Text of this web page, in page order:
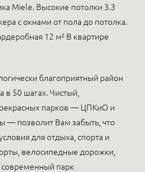
Miele. Высокие потолки 3.3
с окнами от пола до потолка.
12 м² В квартире
благоприятный район
в 50 шагах. Чистый,
парков — ЦПКиО и
— позволит Вам забыть, что
для отдыха, спорта и
велосипедные дорожки,
современный парк